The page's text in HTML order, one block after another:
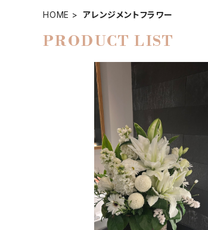
HOME アレンジメントフラワー
PRODUCT LIST